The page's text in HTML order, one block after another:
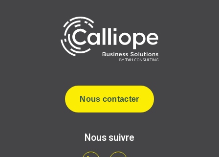
Nous contacter
Nous suivre